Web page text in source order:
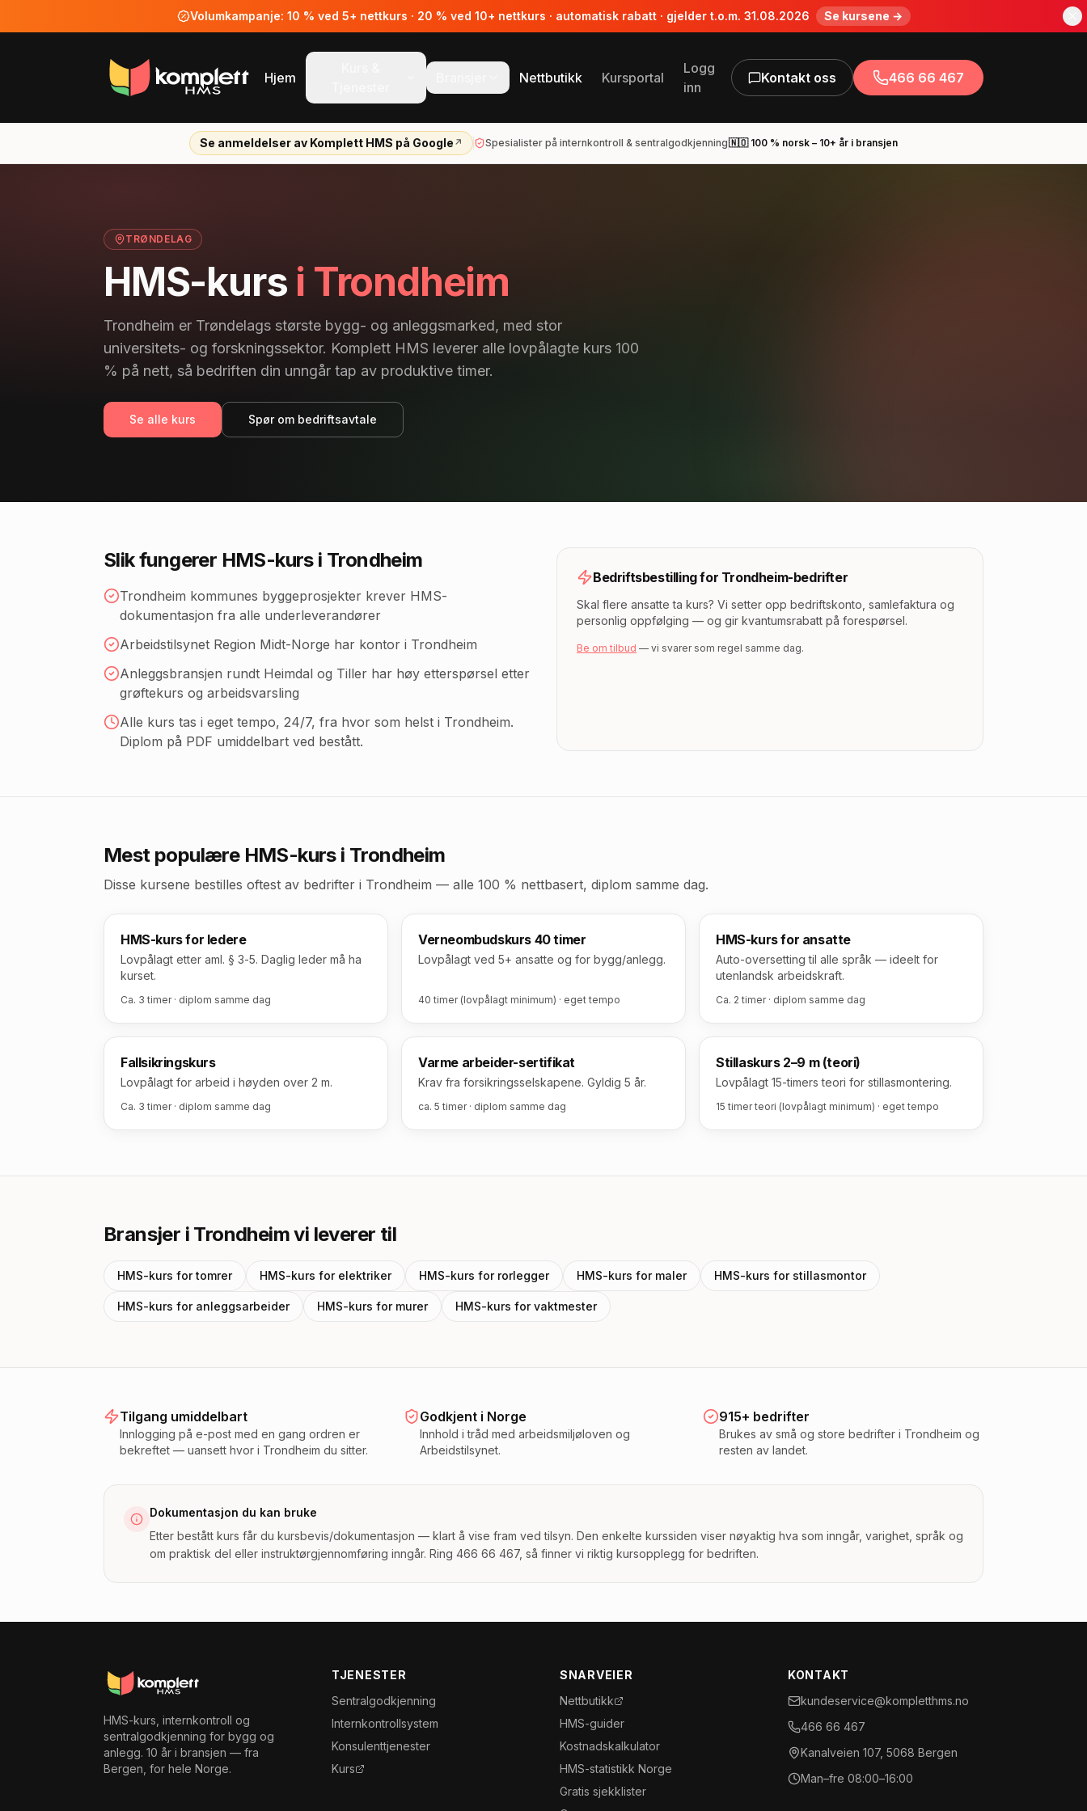
Volumkampanje: 10 % ved 5+ nettkurs · 20 % ved 10+ nettkurs · automatisk rabatt · gjelder t.o.m. 31.08.2026 Se kursene →
Hjem Nettbutikk Kursportal
Logg
inn
Kontakt oss 466 66 467
Se anmeldelser av Komplett HMS på Google ↗ Spesialister på internkontroll & sentralgodkjenning🇳🇴 100 % norsk – 10+ år i bransjen
TRØNDELAG
HMS-kurs i Trondheim
Trondheim er Trøndelags største bygg- og anleggsmarked, med stor
universitets- og forskningssektor. Komplett HMS leverer alle lovpålagte kurs 100
% på nett, så bedriften din unngår tap av produktive timer.
Se alle kurs Spør om bedriftsavtale
Slik fungerer HMS-kurs i Trondheim
Trondheim kommunes byggeprosjekter krever HMS-
dokumentasjon fra alle underleverandører
Arbeidstilsynet Region Midt-Norge har kontor i Trondheim
Anleggsbransjen rundt Heimdal og Tiller har høy etterspørsel etter
grøftekurs og arbeidsvarsling
Alle kurs tas i eget tempo, 24/7, fra hvor som helst i Trondheim.
Diplom på PDF umiddelbart ved bestått.
Bedriftsbestilling for Trondheim-bedrifter
Skal flere ansatte ta kurs? Vi setter opp bedriftskonto, samlefaktura og
personlig oppfølging — og gir kvantumsrabatt på forespørsel.
Be om tilbud — vi svarer som regel samme dag.
Mest populære HMS-kurs i Trondheim
Disse kursene bestilles oftest av bedrifter i Trondheim — alle 100 % nettbasert, diplom samme dag.
HMS-kurs for ledere
Lovpålagt etter aml. § 3-5. Daglig leder må ha
kurset.
Ca. 3 timer · diplom samme dag
Verneombudskurs 40 timer
Lovpålagt ved 5+ ansatte og for bygg/anlegg.
40 timer (lovpålagt minimum) · eget tempo
HMS-kurs for ansatte
Auto-oversetting til alle språk — ideelt for
utenlandsk arbeidskraft.
Ca. 2 timer · diplom samme dag
Fallsikringskurs
Lovpålagt for arbeid i høyden over 2 m.
Ca. 3 timer · diplom samme dag
Varme arbeider-sertifikat
Krav fra forsikringsselskapene. Gyldig 5 år.
ca. 5 timer · diplom samme dag
Stillaskurs 2–9 m (teori)
Lovpålagt 15-timers teori for stillasmontering.
15 timer teori (lovpålagt minimum) · eget tempo
Bransjer i Trondheimvi leverer til
HMS-kurs fortomrer HMS-kurs for elektriker HMS-kurs for rorlegger HMS-kurs for maler HMS-kurs for stillasmontor
HMS-kurs for anleggsarbeider HMS-kurs for murer HMS-kurs forvaktmester
Tilgang umiddelbart
Innlogging på e-post med en gang ordren er
bekreftet — uansett hvor i Trondheim du sitter.
Godkjent i Norge
Innhold i tråd med arbeidsmiljøloven og
Arbeidstilsynet.
915+ bedrifter
Brukes av små og store bedrifter i Trondheim og
resten av landet.
Dokumentasjon du kan bruke
Etter bestått kurs får du kursbevis/dokumentasjon — klart å vise fram ved tilsyn. Den enkelte kurssiden viser nøyaktig hva som inngår, varighet, språk og
om praktisk del eller instruktørgjennomføring inngår. Ring 466 66 467, så finner vi riktig kursopplegg for bedriften.
HMS-kurs, internkontroll og
sentralgodkjenning for bygg og
anlegg. 10 år i bransjen — fra
Bergen, for hele Norge.
TJENESTER
Sentralgodkjenning
Internkontrollsystem
Konsulenttjenester
Kurs
SNARVEIER
Nettbutikk
HMS-guider
Kostnadskalkulator
HMS-statistikk Norge
Gratis sjekklister
KONTAKT
kundeservice@kompletthms.no
466 66 467
Kanalveien 107, 5068 Bergen
Man–fre 08:00–16:00